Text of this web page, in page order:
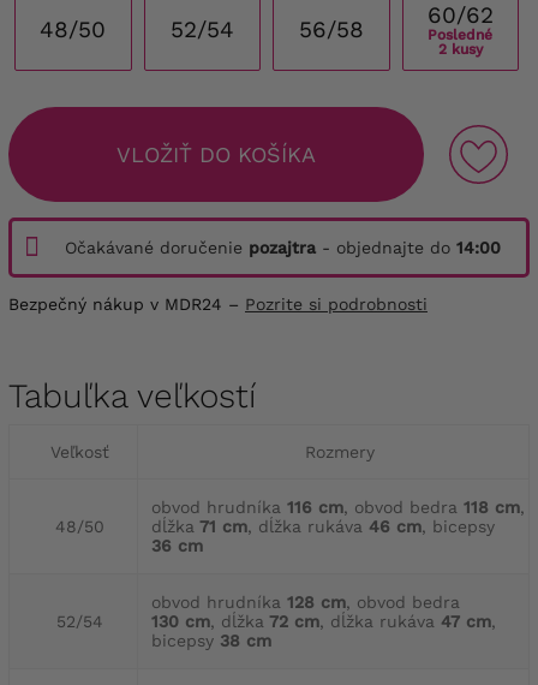
48/50 52/54 56/58
60/62
Posledné
2 kusy
VLOŽIŤ DO KOŠÍKA
Očakávané doručenie pozajtra - objednajte do 14:00
Bezpečný nákup v MDR24 – Pozrite si podrobnosti
Tabuľka veľkostí
Veľkosť Rozmery
48/50
obvod hrudníka 116 cm, obvod bedra 118 cm,
dĺžka 71 cm, dĺžka rukáva 46 cm, bicepsy
36 cm
52/54
obvod hrudníka 128 cm, obvod bedra
130 cm, dĺžka 72 cm, dĺžka rukáva 47 cm,
bicepsy 38 cm